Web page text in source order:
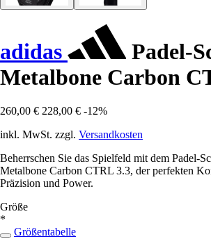
adidas
Padel-
Metalbone Carbon
260,00 € 228,00 € -12%
inkl. MwSt. zzgl. Versandkosten
Beherrschen Sie das Spielfeld mit dem Padel-
Metalbone Carbon CTRL 3.3, der perfekten
Präzision und Power.
Größe
*
Größentabelle